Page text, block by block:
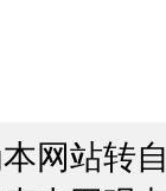
网站转